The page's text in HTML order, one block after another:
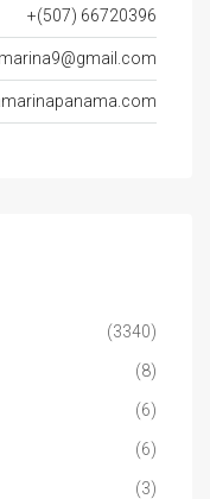
+(507) 66720396
(3340)
(8)
(6)
(6)
(3)